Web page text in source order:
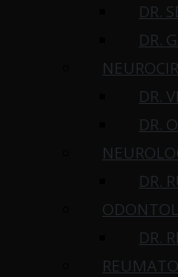
DR.
DR.
DR.
DR.
DR.
DR.